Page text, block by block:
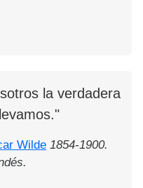
la verdadera
Wilde 1854-1900.